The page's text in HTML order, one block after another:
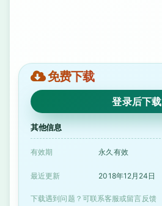
免费下载
登录后下载
其他信息
有效期 永久有效
最近更新 2018年12月24日
下载遇到问题？可联系客服或留言反馈